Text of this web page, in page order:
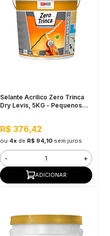
Selante Acrílico Zero Trinca
Dry Levis, 5KG - Pequenos
R$ 376,42
ou 4xde R$ 94,10 sem juros
- +
ADICIONAR